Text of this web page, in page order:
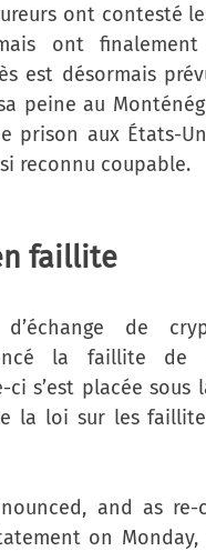
ont contesté
ont
est désormais
peine au
prison aux États-
reconnu coupable.
faillite
de
la faillite de
ci s’est placée sous
la loi sur les
and as re-
on Monday,